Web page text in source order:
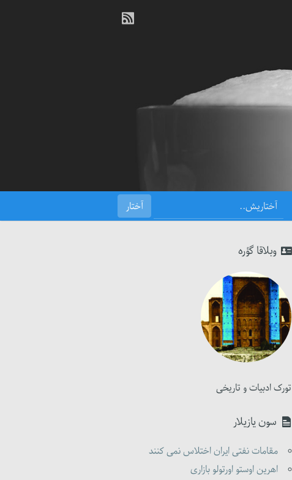
وبلاقا گؤره
تورک ادبیات و تاریخی
سون یازیلار
مقامات نفتی ایران اختلاس نمی کنند
اهرین اوستو اورتولو بازاری